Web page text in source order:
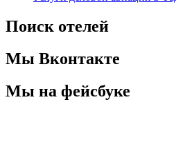
Поиск отелей
Мы Вконтакте
Мы на фейсбуке